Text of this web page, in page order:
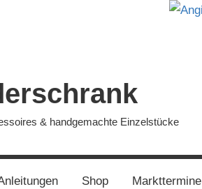
& handgemachte Einzelstücke
Shop Markttermine